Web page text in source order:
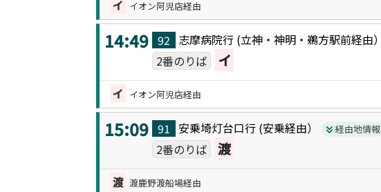
イ イオン阿児店経由
14:49 92 志摩病院行 (立神・神明・鵜方駅前経由）
2番のりば イ
イ イオン阿児店経由
15:09 91 安乗埼灯台口行 (安乗経由） 経由地情報
2番のりば 渡
渡 渡鹿野渡船場経由